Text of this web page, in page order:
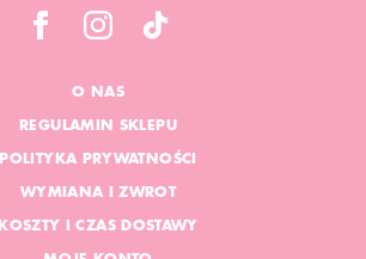
O NAS
REGULAMIN SKLEPU
POLITYKA PRYWATNOŚCI
WYMIANA I ZWROT
KOSZTY I CZAS DOSTAWY